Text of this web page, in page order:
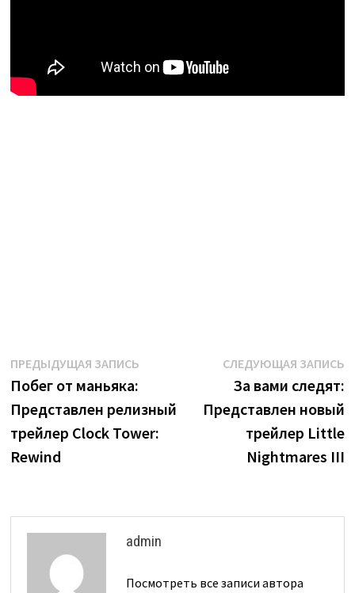
Навигация
по
записям
ПРЕДЫДУЩАЯ ЗАПИСЬПредыдущая
Побег от маньяка:
Представлен релизный
трейлер Clock Tower:
Rewind
СЛЕДУЮЩАЯ ЗАПИСЬ
За вами следят:
Представлен новый
трейлер Little
Nightmares III
admin
Посмотреть все записи автора